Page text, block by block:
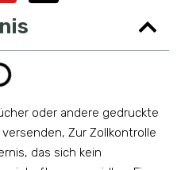
oder andere gedruckte
Zur Zollkontrolle
das sich kein